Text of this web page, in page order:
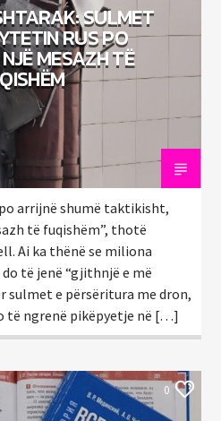
SULMET
RUS PO
MESAZH TË
arrijnë shumë taktikisht,
të fuqishëm”, thotë
Ai ka thënë se miliona
të jenë “gjithnjë e më
sulmet e përsëritura me dron,
të ngrenë pikëpyetje në […]
0